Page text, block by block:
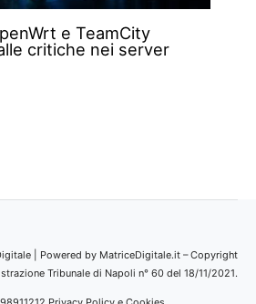
e TeamCity
critiche nei server
| Powered by MatriceDigitale.it – Copyright
Tribunale di Napoli n° 60 del 18/11/2021.